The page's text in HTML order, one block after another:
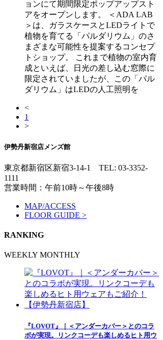
ョンにて期間限定ポップアップスト
アをオープンします。 ＜ADA LAB
＞は、ガラスケースとLEDライトで
植物を育てる「パルダリウム」のさ
まざまな可能性を提案するコンセプ
トショップ。 これまで植物の室内育
成といえば、日光の差し込む窓際に
限定されていましたが、この「パル
ダリウム」はLEDの人工照明を
<
1
>
伊勢丹新宿店メンズ館
東京都新宿区新宿3-14-1 TEL: 03-3352-
1111
営業時間：午前10時～午後8時
MAP/ACCESS
FLOOR GUIDE >
RANKING
WEEKLY MONTHLY
『LOVOT』｜＜アンダーカバー＞とのコラ
ボが実現。リンクコーデも楽しめるヒト用ウ